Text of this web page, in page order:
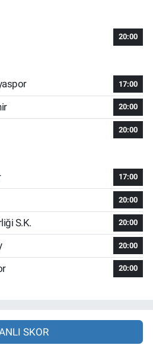
20:00
17:00
20:00
20:00
17:00
20:00
S.K. 20:00
20:00
20:00
SKOR